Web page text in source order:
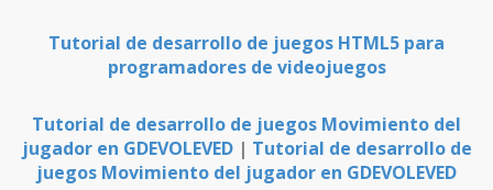
Tutorial de desarrollo de juegos HTML5 para
programadores de videojuegos
Tutorial de desarrollo de juegos Movimiento del
jugador en GDEVOLEVED| Tutorial de desarrollo de
juegos Movimiento del jugador en GDEVOLEVED